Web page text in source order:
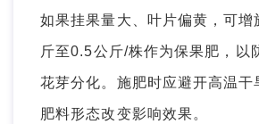
如果挂果量大、叶片偏黄，可增
斤至0.5公斤/株作为保果肥，以
花芽分化。施肥时应避开高温干
肥料形态改变影响效果。